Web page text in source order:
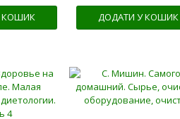
КОШИК ДОДАТИ У КОШИК